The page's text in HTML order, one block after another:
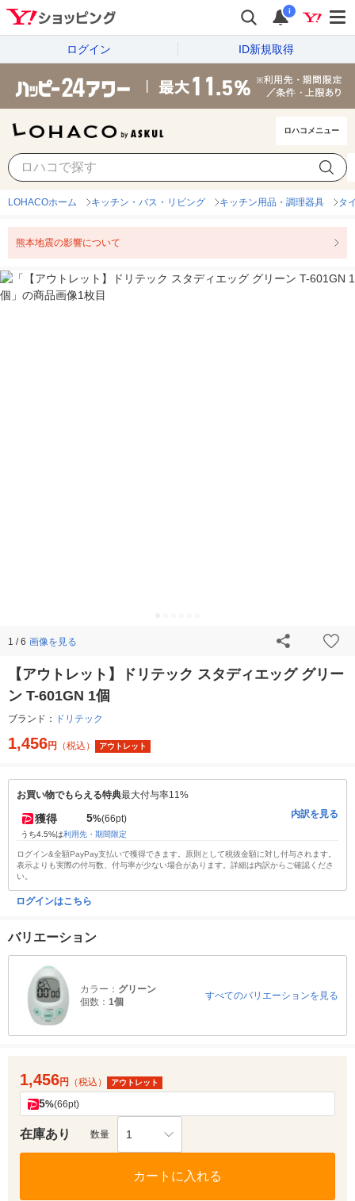
i
ログイン ID新規取得
ロハコメニュー
LOHACOホーム キッチン・バス・リビング キッチン用品・調理器具 タ
熊本地震の影響について
1 / 6 画像を見る
【アウトレット】ドリテック スタディエッグ グリー
ン T-601GN 1個
ブランド： ドリテック
1,456円 （税込） アウトレット
お買い物でもらえる特典最大付与率11%
獲得 5%(66pt)
うち4.5%は利用先・期間限定
内訳を見る
ログイン&全額PayPay支払いで獲得できます。原則として税抜金額に対し付与されます。
表示よりも実際の付与数、付与率が少ない場合があります。詳細は内訳からご確認くださ
い。
ログインはこちら
バリエーション
カラー： グリーン
個数： 1個
すべてのバリエーションを見る
1,456円 （税込） アウトレット
5%(66pt)
在庫あり 数量 1
カートに入れる